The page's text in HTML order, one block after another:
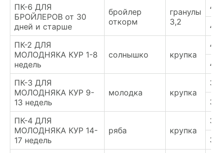
ПК-6 ДЛЯ
БРОЙЛЕРОВ от 30
дней и старше
бройлер
откорм
гранулы
3,2
ПК-2 ДЛЯ
МОЛОДНЯКА КУР 1-8
недель
солнышко крупка
ПК-3 ДЛЯ
МОЛОДНЯКА КУР 9-
13 недель
молодка крупка
ПК-4 ДЛЯ
МОЛОДНЯКА КУР 14-
17 недель
ряба крупка